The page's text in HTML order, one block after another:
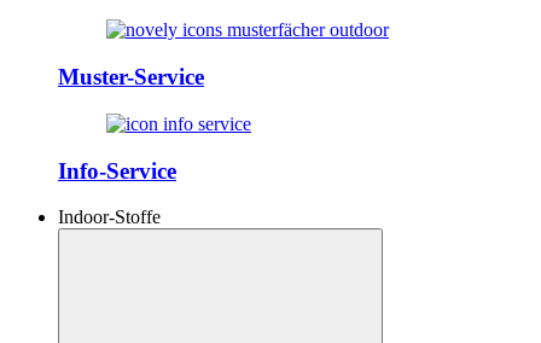
Muster-Service
Info-Service
Indoor-Stoffe